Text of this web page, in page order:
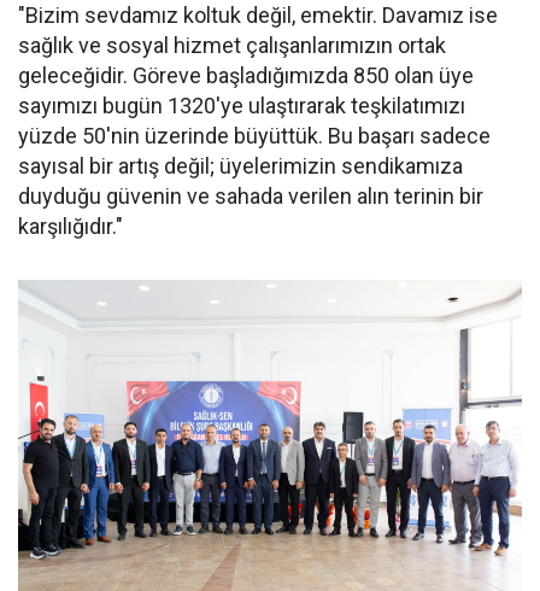
"Bizim sevdamız koltuk değil, emektir. Davamız ise
sağlık ve sosyal hizmet çalışanlarımızın ortak
geleceğidir. Göreve başladığımızda 850 olan üye
sayımızı bugün 1320'ye ulaştırarak teşkilatımızı
yüzde 50'nin üzerinde büyüttük. Bu başarı sadece
sayısal bir artış değil; üyelerimizin sendikamıza
duyduğu güvenin ve sahada verilen alın terinin bir
karşılığıdır."